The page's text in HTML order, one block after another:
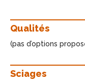
Qualités
(pas d’options
Sciages